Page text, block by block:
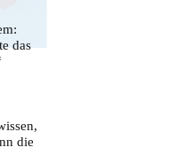
das
die